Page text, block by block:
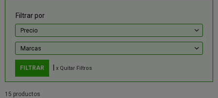
Filtrar por
Precio
Marcas
x Quitar Filtros
15 productos